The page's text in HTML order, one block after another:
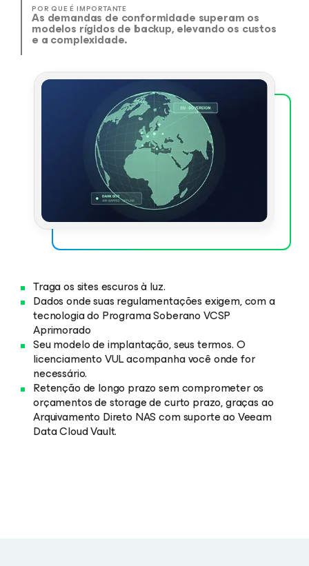
POR QUE É IMPORTANTE
As demandas de conformidade superam os
modelos rígidos de backup, elevando os custos
e a complexidade.
Traga os sites escuros à luz.
Dados onde suas regulamentações exigem, com a
tecnologia do Programa Soberano VCSP
Aprimorado
Seu modelo de implantação, seus termos. O
licenciamento VUL acompanha você onde for
necessário.
Retenção de longo prazo sem comprometer os
orçamentos de storage de curto prazo, graças ao
Arquivamento Direto NAS com suporte ao Veeam
Data Cloud Vault.